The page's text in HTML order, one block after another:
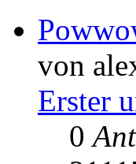
von
Erster
0